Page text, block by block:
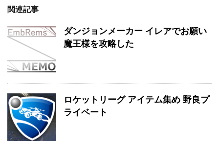
関連記事
ダンジョンメーカー イレアでお願い
魔王様を攻略した
ロケットリーグ アイテム集め 野良プ
ライベート